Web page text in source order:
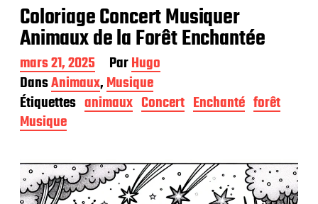
Coloriage Concert Musiquer
Animaux de la Forêt Enchantée
D
a
t
e
d
e
u
b
l
mars 21, 2025 ParHugo
DansAnimaux,Musique
Étiquettes animaux Concert Enchanté forêt
Musique